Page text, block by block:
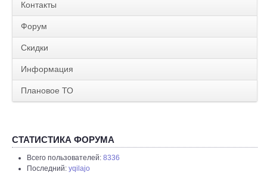
Контакты
Форум
Скидки
Информация
Плановое ТО
СТАТИСТИКА ФОРУМА
Всего пользователей: 8336
Последний: yqilajo